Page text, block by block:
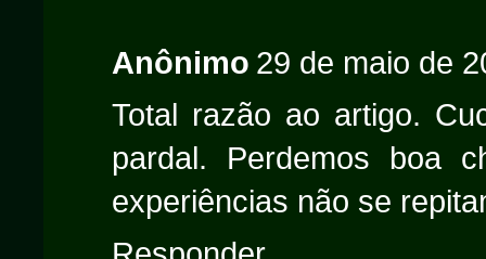
Anônimo 29 de maio de
Total razão ao artigo.
pardal. Perdemos boa
experiências não se